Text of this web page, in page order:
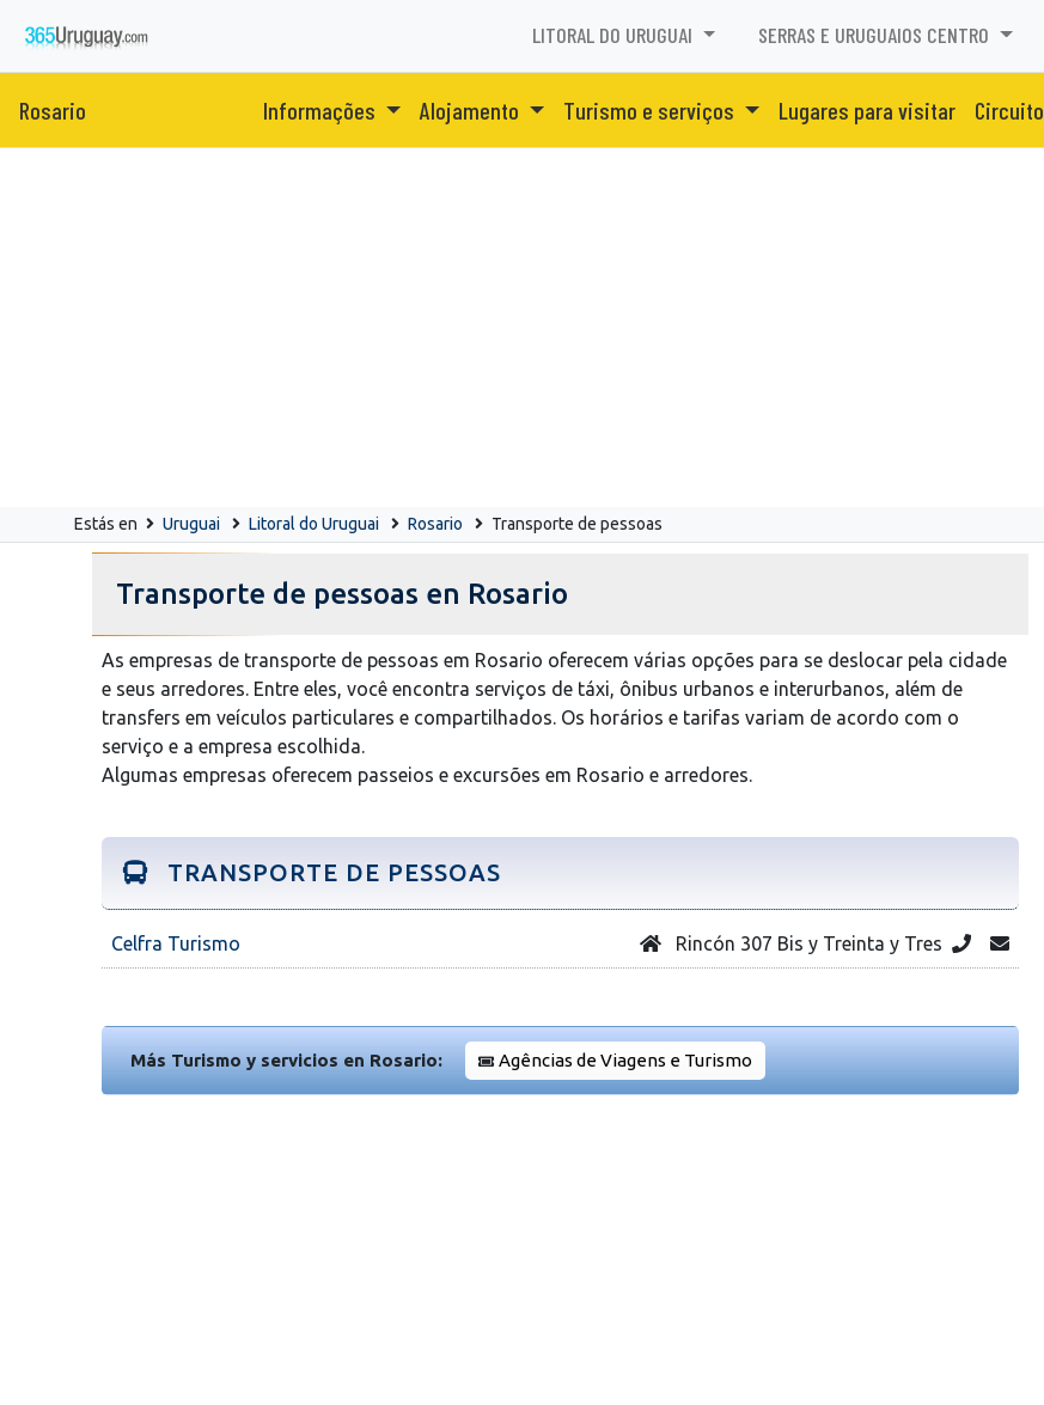
LITORAL DO URUGUAI SERRAS E URUGUAIOS CENTRO
Rosario Informações Alojamento Turismo e serviços Lugares para visitar
Estás en Uruguai Litoral do Uruguai Rosario Transporte de pessoas
Transporte de pessoas en Rosario
As empresas de transporte de pessoas em Rosario oferecem várias opções para se deslocar pela cidade
e seus arredores. Entre eles, você encontra serviços de táxi, ônibus urbanos e interurbanos, além de
transfers em veículos particulares e compartilhados. Os horários e tarifas variam de acordo com o
serviço e a empresa escolhida.
Algumas empresas oferecem passeios e excursões em Rosario e arredores.
TRANSPORTE DE PESSOAS
Celfra Turismo Rincón 307 Bis y Treinta y Tres
Más Turismo y servicios en Rosario: Agências de Viagens e Turismo